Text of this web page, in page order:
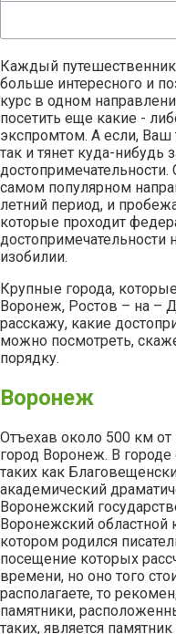
Каждый
больше интересного и
курс в одном
посетить еще какие -
экспромтом. А если, Ваш
так и тянет куда-нибудь
достопримечательности.
самом популярном
летний период, и
которые проходит
достопримечательности
изобилии.
Крупные города,
Воронеж, Ростов – на –
расскажу, какие
можно посмотреть,
порядку.
Воронеж
Отъехав около 500 км
город Воронеж. В
таких как
академический
Воронежский
Воронежский областной
котором родился
посещение которых
времени, но оно того
располагаете, то
памятники,
таких, является